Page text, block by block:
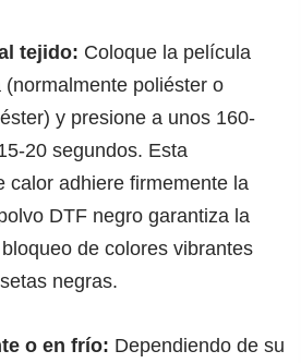
tejido: Coloque la película
poliéster o
y presione a unos 160-
20 segundos. Esta
calor adhiere firmemente la
DTF negro garantiza la
de colores vibrantes
negras.
o en frío: Dependiendo de su